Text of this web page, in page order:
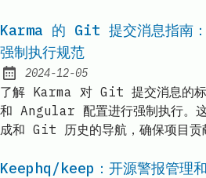
Karma 的 Git 提交消息指南
强制执行规范
Published:
2024-12-05
了解 Karma 对 Git 提交消息的
和 Angular 配置进行强制执行。这
成和 Git 历史的导航，确保项目贡
Keephq/keep：开源警报管理